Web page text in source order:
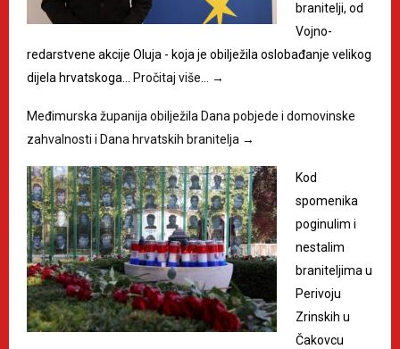
branitelji, od
Vojno-
redarstvene akcije Oluja - koja je obilježila oslobađanje velikog
dijela hrvatskoga… Pročitaj više… →
Međimurska županija obilježila Dana pobjede i domovinske
zahvalnosti i Dana hrvatskih branitelja →
Kod
spomenika
poginulim i
nestalim
braniteljima u
Perivoju
Zrinskih u
Čakovcu